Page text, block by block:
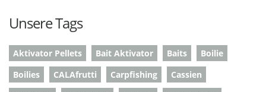
Unsere Tags
Aktivator Pellets Bait Aktivator Baits
Boilie
Boilies
CALAfrutti Carpfishing
Cassien